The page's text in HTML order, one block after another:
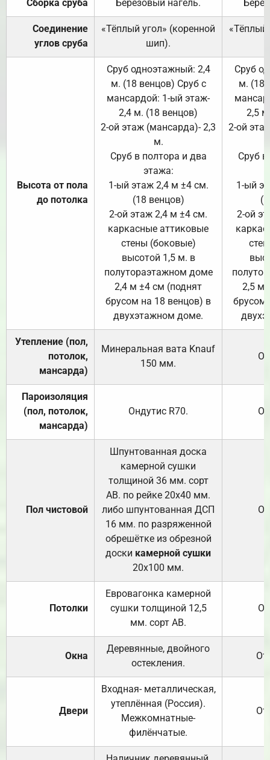
Сборка сруба Берёзовый нагель.
Соединение
углов сруба
«Тёплый угол» (коренной
шип).
«Тёплый
Высота от пола
до потолка
Сруб одноэтажный: 2,4
м. (18 венцов) Сруб с
мансардой: 1-ый этаж-
2,4 м. (18 венцов)
2-ой этаж (мансарда)- 2,3
м.
Сруб в полтора и два
этажа:
1-ый этаж 2,4 м ±4 см.
(18 венцов)
2-ой этаж 2,4 м ±4 см.
каркасные аттиковые
стены (боковые)
высотой 1,5 м. в
полутораэтажном доме
2,4 м ±4 см (поднят
брусом на 18 венцов) в
двухэтажном доме.
Сруб
м. (18
2,5
2-ой
Сруб
1-ый
2-ой
2,5 м
брусом
Утепление (пол,
потолок,
мансарда)
Минеральная вата Knauf
150 мм.
Пароизоляция
(пол, потолок,
мансарда)
Ондутис R70.
Пол чистовой
Шпунтованная доска
камерной сушки
толщиной 36 мм. сорт
АВ. по рейке 20х40 мм.
либо шпунтованная ДСП
16 мм. по разряженной
обрешётке из обрезной
доски камерной сушки
20х100 мм.
Потолки
Евровагонка камерной
сушки толщиной 12,5
мм. сорт АВ.
Окна
Деревянные, двойного
остекления.
Двери
Входная- металлическая,
утеплённая (Россия).
Межкомнатные-
филёнчатые.